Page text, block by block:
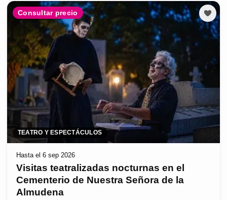
Consultar precio
TEATRO Y ESPECTÁCULOS
Hasta el 6 sep 2026
Visitas teatralizadas nocturnas en el
Cementerio de Nuestra Señora de la
Almudena